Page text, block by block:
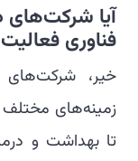
آیا شرکت‌های
فناوری
خیر، شرکت‌های
زمینه‌های مختلف
تا بهداشت و